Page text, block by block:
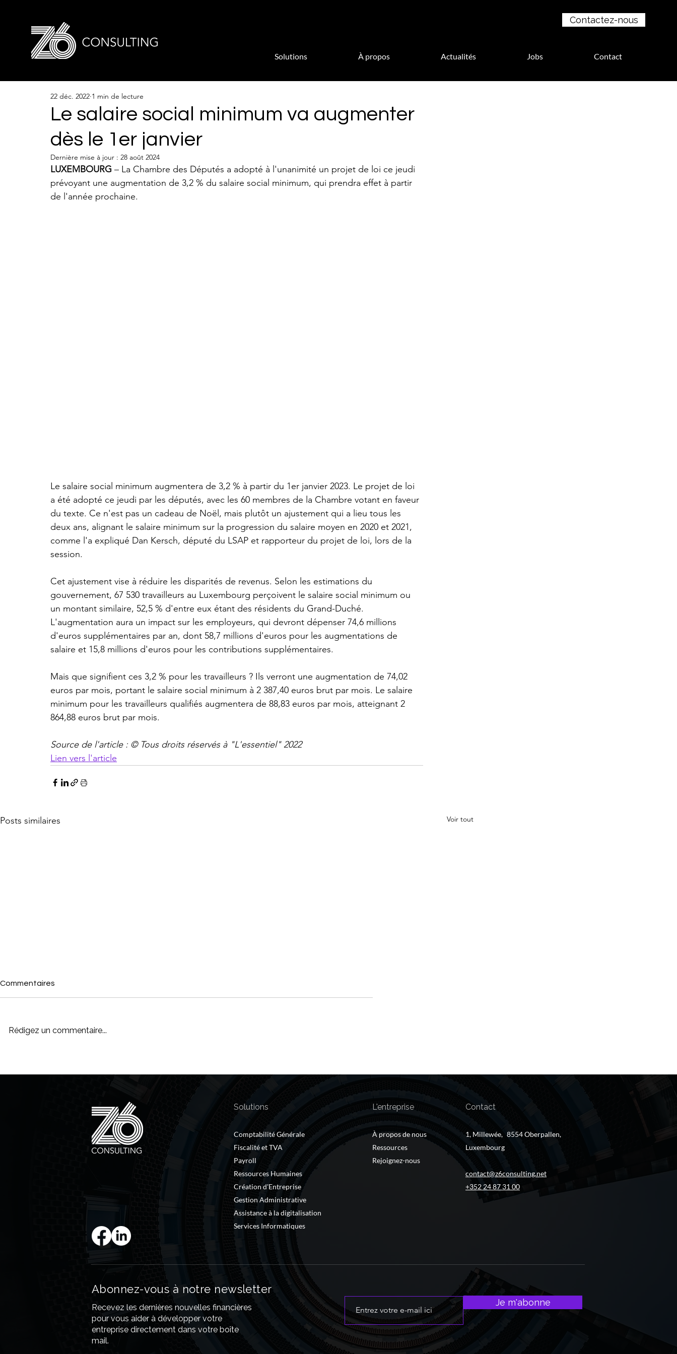
Contactez-nous
Solutions À propos Actualités Jobs Contact
Le salaire social minimum va augmenter
dès le 1er janvier
22 déc. 2022 1 min de lecture
Dernière mise à jour : 28 août 2024
LUXEMBOURG – La Chambre des Députés a adopté à l'unanimité un projet de loi ce jeudi
prévoyant une augmentation de 3,2 % du salaire social minimum, qui prendra effet à partir
de l'année prochaine.
Le salaire social minimum augmentera de 3,2 % à partir du 1er janvier 2023. Le projet de loi
a été adopté ce jeudi par les députés, avec les 60 membres de la Chambre votant en faveur
du texte. Ce n'est pas un cadeau de Noël, mais plutôt un ajustement qui a lieu tous les
deux ans, alignant le salaire minimum sur la progression du salaire moyen en 2020 et 2021,
comme l'a expliqué Dan Kersch, député du LSAP et rapporteur du projet de loi, lors de la
session.
Cet ajustement vise à réduire les disparités de revenus. Selon les estimations du
gouvernement, 67 530 travailleurs au Luxembourg perçoivent le salaire social minimum ou
un montant similaire, 52,5 % d'entre eux étant des résidents du Grand-Duché.
L'augmentation aura un impact sur les employeurs, qui devront dépenser 74,6 millions
d'euros supplémentaires par an, dont 58,7 millions d'euros pour les augmentations de
salaire et 15,8 millions d'euros pour les contributions supplémentaires.
Mais que signifient ces 3,2 % pour les travailleurs ? Ils verront une augmentation de 74,02
euros par mois, portant le salaire social minimum à 2 387,40 euros brut par mois. Le salaire
minimum pour les travailleurs qualifiés augmentera de 88,83 euros par mois, atteignant 2
864,88 euros brut par mois.
Source de l'article : © Tous droits réservés à "L'essentiel" 2022
Lien vers l'article
Posts similaires Voir tout
les véhicules de société au
Luxembourg en 2025
Commentaires
Rédigez un commentaire...
Solutions
Comptabilité Générale
Fiscalité et TVA
Payroll
Ressources Humaines
Création d'Entreprise
Gestion Administrative
Assistance à la digitalisation
Services Informatiques
L'entreprise
À propos de nous
Ressources
Rejoignez-nous
Contact
1, Millewée, 8554 Oberpallen,
Luxembourg
contact@z6consulting.net
+352 24 87 31 00
Abonnez-vous à notre newsletter
Recevez les dernières nouvelles financières
pour vous aider à développer votre
entreprise directement dans votre boîte
mail.
Je m'abonne